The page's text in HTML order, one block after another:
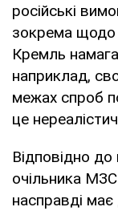
російські
зокрема щодо
Кремль
наприклад,
межах спроб
це
Відповідно до
очільника
насправді